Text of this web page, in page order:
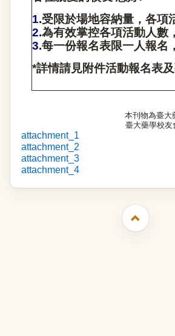
1.受限於場地容納量，各項
2.為有效掌控各項活動人數
3.每一份報名表限一人報名
*詳情請見附件活動報名表
本刊物為臺大
臺大藥學校友
attachment_1
attachment_2
attachment_3
attachment_4